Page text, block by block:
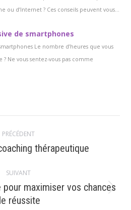
ou d’Internet ? Ces conseils peuvent vous...
de smartphones
Le nombre d’heures que vous
Ne vous sentez-vous pas comme
PRÉCÉDENT
Article
:
thérapeutique
SUIVANT
Article
suivant
pour maximiser vos chances
réussite